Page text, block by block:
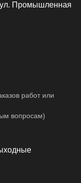
ул. Промышленная
работ или
вопросам)